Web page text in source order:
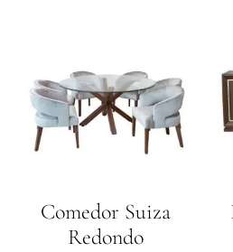
Comedor Suiza
Redondo